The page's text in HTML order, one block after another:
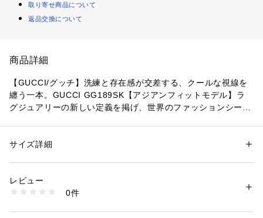
取り寄せ商品について
返品交換について
商品詳細
【GUCCI/グッチ】洗練と存在感が交差する、クールな視線を
纏う一本。GUCCI GG189SK【アジアンフィットモデル】ラ
グジュアリーの新しい定義を掲げ、世界のファッションシーン
グロゴ。エンドピースとテンプルはアイコニックなリベットで
ンドロ・ミケーレの革新的な美意識のもと、クラシカルな趣を
現代的に再構築。強さとエレガンスが絶妙に調和したデザイン
性別：レディース
素材：■レンズ：バイオナイロン
■テンプル：プラスティツク
生産国：イタリア
GG1896SK-004 （ショップ）
サイズ詳細
レビュー
0件